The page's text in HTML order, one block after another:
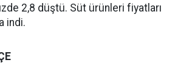
2,8 düştü. Süt ürünleri fiyatları
indi.